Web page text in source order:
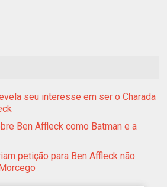
seu interesse em ser o Charada
Ben Affleck como Batman e a
petição para Ben Affleck não